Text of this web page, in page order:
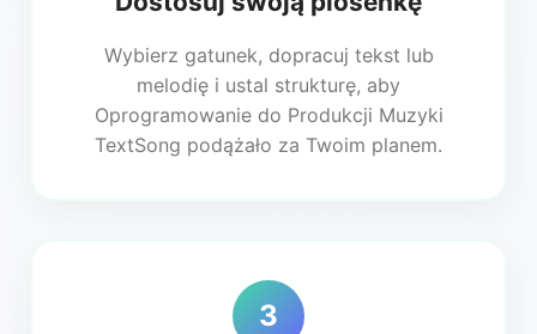
Wybierz gatunek, dopracuj tekst lub
melodię i ustal strukturę, aby
Oprogramowanie do Produkcji Muzyki
TextSong podążało za Twoim planem.
3